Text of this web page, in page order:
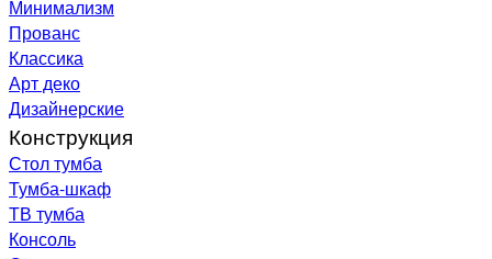
Минимализм
Прованс
Классика
Арт деко
Дизайнерские
Конструкция
Стол тумба
Тумба-шкаф
ТВ тумба
Консоль